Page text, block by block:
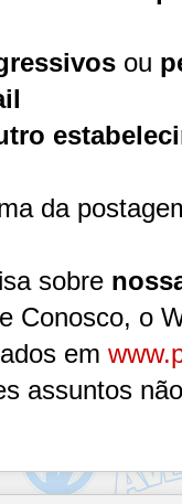
ou
da
sobre
Conosco, o
em
assuntos